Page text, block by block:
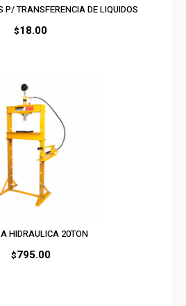
P/ TRANSFERENCIA DE LIQUIDOS
$18.00
HIDRAULICA 20TON
$795.00